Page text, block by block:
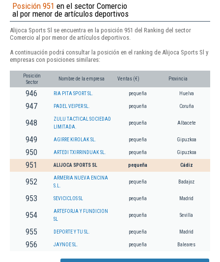
Posición 951 en el sector Comercio
al por menor de artículos deportivos
Alijoca Sports Sl se encuentra en la posición 951 del Ranking del sector
Comercio al por menor de artículos deportivos.
A continuación podrá consultar la posición en el ranking de Alijoca Sports Sl y
empresas con posiciones similares:
Posición
Sector
Nombre de la empresa Ventas (€) Provincia
946 RIA PITA SPORT SL. pequeña Huelva
947 PADEL VEIPER SL. pequeña Coruña
948
ZULU TACTICAL SOCIEDAD
LIMITADA.
pequeña Albacete
949 AGIRRE KIROLAK SL. pequeña Gipuzkoa
950 ARTEDI TXIRRINDUAK SL. pequeña Gipuzkoa
951 ALIJOCA SPORTS SL pequeña Cádiz
952
ARMERIA NUEVA ENCINA
S.L.
pequeña Badajoz
953 SEVICICLOS SL pequeña Madrid
954
ARTEFORJA Y FUNDICION
SL
pequeña Sevilla
955 DEPORTE Y TU SL. pequeña Madrid
956 JAYNOE SL. pequeña Baleares